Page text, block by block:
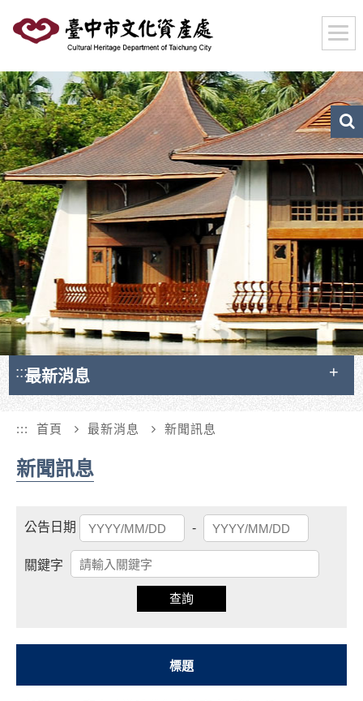
要
內
容
區
塊
:::最新消息
::: 首頁 最新消息 新聞訊息
新聞訊息
公告日期
起
始
日
-
結
束
期
關鍵字
查詢
標題
文
化
資
搜
尋